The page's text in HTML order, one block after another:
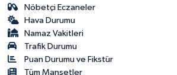
Nöbetçi Eczaneler
Hava Durumu
Namaz Vakitleri
Trafik Durumu
Puan Durumu ve Fikstür
Tüm Manşetler